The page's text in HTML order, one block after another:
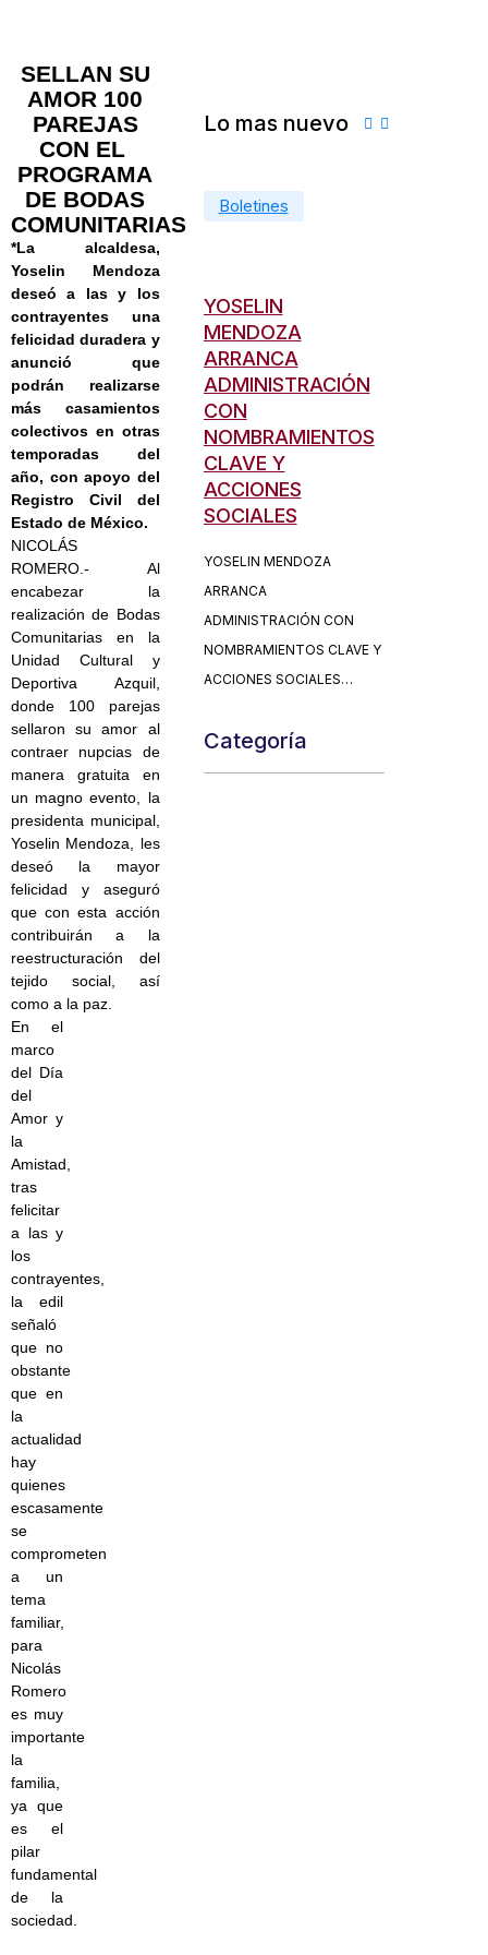
SELLAN SU
AMOR 100
PAREJAS
CON EL
PROGRAMA
DE BODAS
COMUNITARIAS
*La alcaldesa,
Yoselin Mendoza
deseó a las y los
contrayentes una
felicidad duradera y
anunció que
podrán realizarse
más casamientos
colectivos en otras
temporadas del
año, con apoyo del
Registro Civil del
Estado de México.
NICOLÁS
ROMERO.- Al
encabezar la
realización de Bodas
Comunitarias en la
Unidad Cultural y
Deportiva Azquil,
donde 100 parejas
sellaron su amor al
contraer nupcias de
manera gratuita en
un magno evento, la
presidenta municipal,
Yoselin Mendoza, les
deseó la mayor
felicidad y aseguró
que con esta acción
contribuirán a la
reestructuración del
tejido social, así
como a la paz.
En el
marco
del Día
del
Amor y
la
Amistad,
tras
felicitar
a las y
los
contrayentes,
la edil
señaló
que no
obstante
que en
la
actualidad
hay
quienes
escasamente
se
comprometen
a un
tema
familiar,
para
Nicolás
Romero
es muy
importante
la
familia,
ya que
es el
pilar
fundamental
de la
sociedad.
Lo mas nuevo
Boletines
enero 1, 2025febrero 12,
Y
MENDOZA
CON
SOCIALES…
Boletines
YOSELIN
MENDOZA
ARRANCA
ADMINISTRACIÓN
CON
NOMBRAMIENTOS
CLAVE Y
ACCIONES
SOCIALES
YOSELIN MENDOZA
ARRANCA
ADMINISTRACIÓN CON
NOMBRAMIENTOS CLAVE Y
ACCIONES SOCIALES…
Categoría